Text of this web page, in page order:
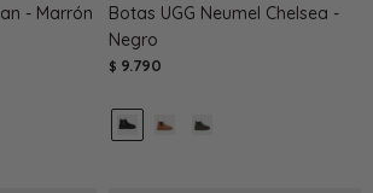
- Marrón
Botas UGG Neumel Chelsea -
Negro
$ 9.790